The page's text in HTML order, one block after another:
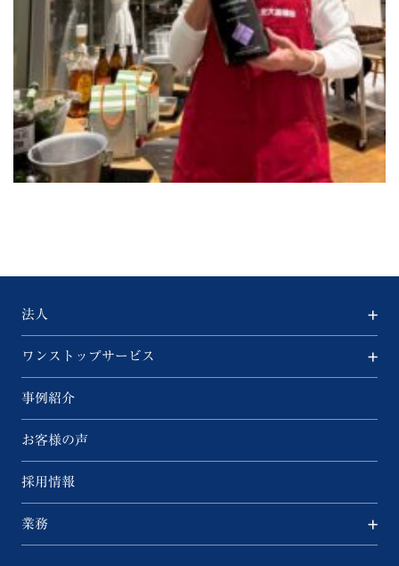
法人
ワンストップサービス
事例紹介
お客様の声
採用情報
業務